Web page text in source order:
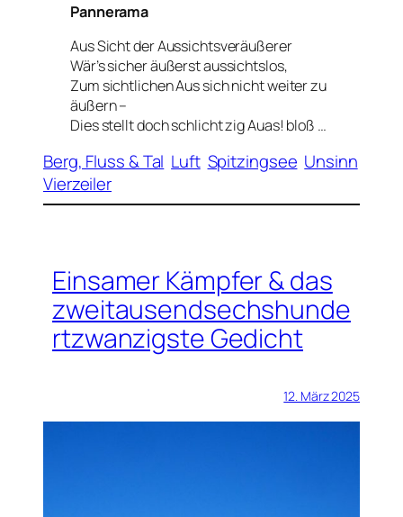
Pannerama
Aus Sicht der Aussichtsveräußerer
Wär’s sicher äußerst aussichtslos,
Zum sichtlichen Aus sich nicht weiter zu
äußern –
Dies stellt doch schlicht zig Auas! bloß …
Berg, Fluss & Tal Luft Spitzingsee Unsinn
Vierzeiler
Einsamer Kämpfer & das
zweitausendsechshunde
rtzwanzigste Gedicht
12. März 2025